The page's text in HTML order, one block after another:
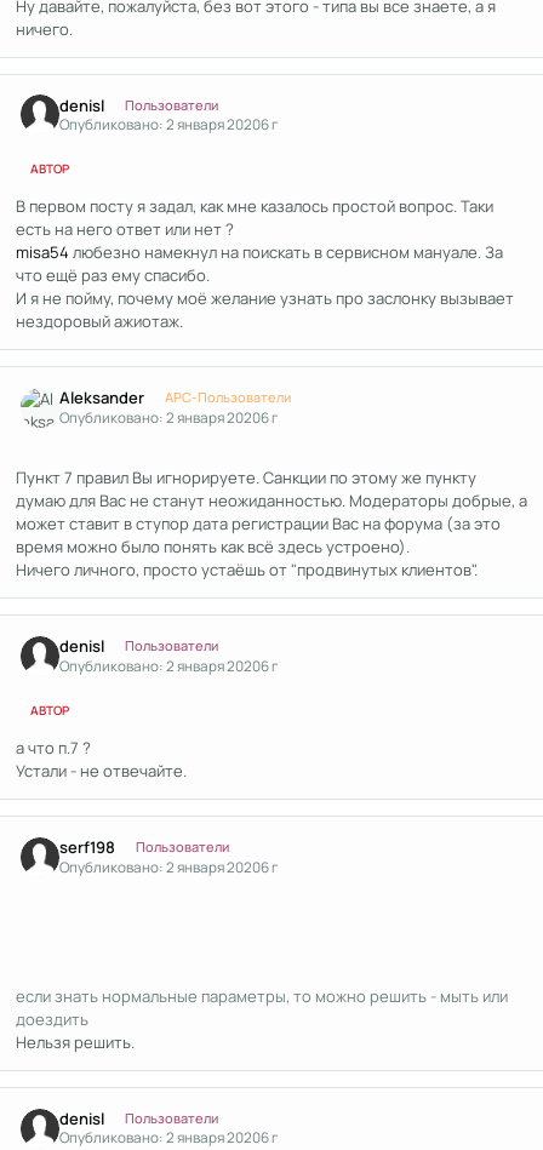
Ну давайте, пожалуйста, без вот этого - типа вы все знаете, а я
ничего.
denisl Пользователи
Опубликовано:2 января 20206 г
АВТОР
В первом посту я задал, как мне казалось простой вопрос. Таки
есть на него ответ или нет ?
misa54 любезно намекнул на поискать в сервисном мануале. За
что ещё раз ему спасибо.
И я не пойму, почему моё желание узнать про заслонку вызывает
нездоровый ажиотаж.
Aleksander APC-Пользователи
Опубликовано:2 января 20206 г
Пункт 7 правил Вы игнорируете. Санкции по этому же пункту
думаю для Вас не станут неожиданностью. Модераторы добрые, а
может ставит в ступор дата регистрации Вас на форума (за это
время можно было понять как всё здесь устроено).
Ничего личного, просто устаёшь от "продвинутых клиентов".
denisl Пользователи
Опубликовано:2 января 20206 г
АВТОР
а что п.7 ?
Устали - не отвечайте.
serf198 Пользователи
Опубликовано:2 января 20206 г
если знать нормальные параметры, то можно решить - мыть или
доездить
Нельзя решить.
denisl Пользователи
Опубликовано:2 января 20206 г